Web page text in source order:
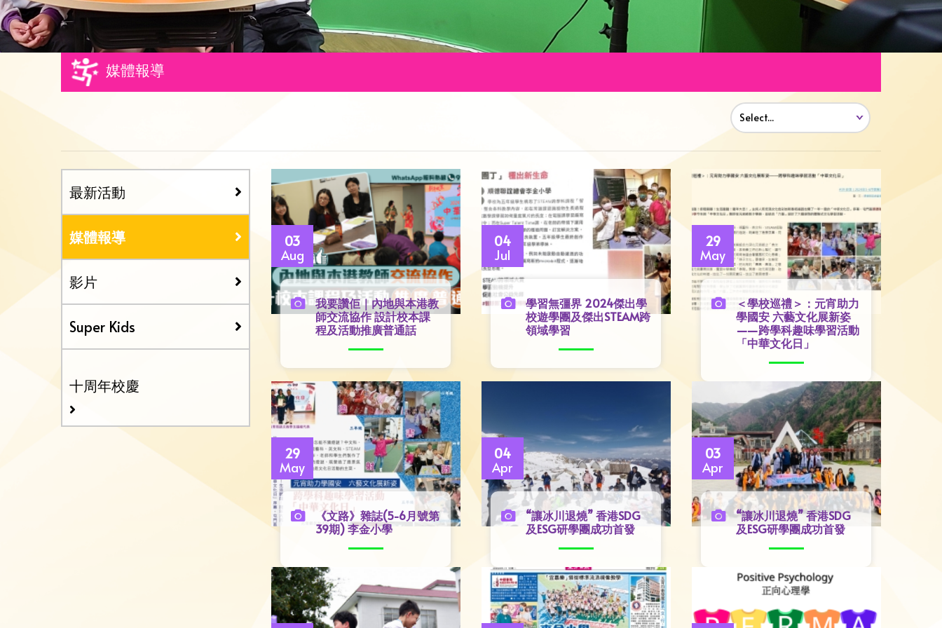
媒體報導
最新活動
媒體報導
影片
Super Kids
十周年校慶
03
Aug
我要讚佢｜內地與本港教
師交流協作 設計校本課
程及活動推廣普通話
04
Jul
學習無彊界 2024傑出學
校遊學團及傑出STEAM跨
領域學習
29
May
＜學校巡禮＞：元宵助力
學國安 六藝文化展新姿
——跨學科趣味學習活動
「中華文化日」
29
May
《文路》雜誌(5-6月號第
39期) 李金小學
04
Apr
“讓冰川退燒” 香港SDG
及ESG研學團成功首發
03
Apr
“讓冰川退燒” 香港SDG
及ESG研學團成功首發